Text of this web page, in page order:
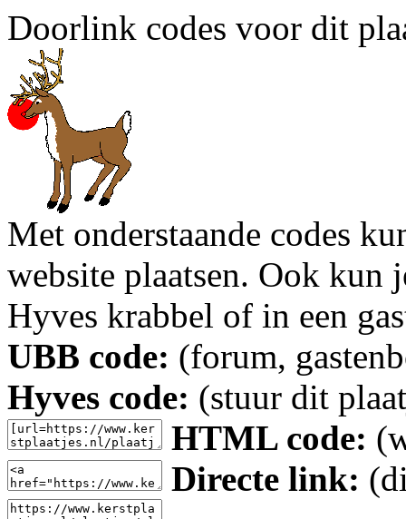
Doorlink codes voor dit
Met onderstaande codes
website plaatsen. Ook kun
Hyves krabbel of in een
UBB code: (forum,
Hyves code: (stuur dit
HTML code:
Directe link: